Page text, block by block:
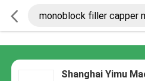
Shanghai Yimu